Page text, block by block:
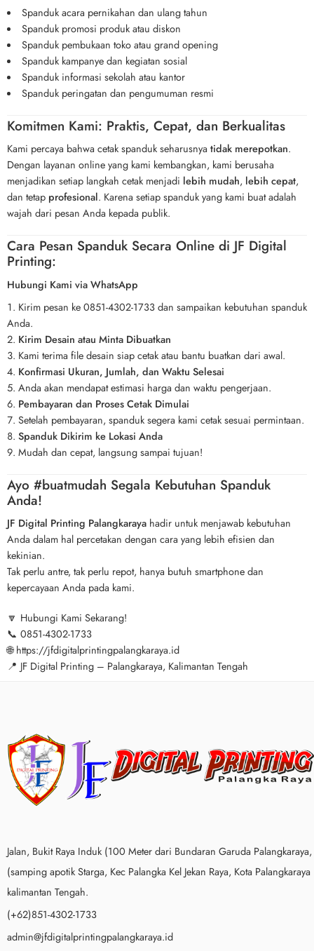
Spanduk acara pernikahan dan ulang tahun
Spanduk promosi produk atau diskon
Spanduk pembukaan toko atau grand opening
Spanduk kampanye dan kegiatan sosial
Spanduk informasi sekolah atau kantor
Spanduk peringatan dan pengumuman resmi
Komitmen Kami: Praktis, Cepat, dan Berkualitas
Kami percaya bahwa cetak spanduk seharusnya tidak merepotkan.
Dengan layanan online yang kami kembangkan, kami berusaha
menjadikan setiap langkah cetak menjadi lebih mudah, lebih cepat,
dan tetap profesional. Karena setiap spanduk yang kami buat adalah
wajah dari pesan Anda kepada publik.
Cara Pesan Spanduk Secara Online di JF Digital
Printing:
Hubungi Kami via WhatsApp
Kirim pesan ke 0851-4302-1733 dan sampaikan kebutuhan spanduk
Anda.
Kirim Desain atau Minta Dibuatkan
Kami terima file desain siap cetak atau bantu buatkan dari awal.
Konfirmasi Ukuran, Jumlah, dan Waktu Selesai
Anda akan mendapat estimasi harga dan waktu pengerjaan.
Pembayaran dan Proses Cetak Dimulai
Setelah pembayaran, spanduk segera kami cetak sesuai permintaan.
Spanduk Dikirim ke Lokasi Anda
Mudah dan cepat, langsung sampai tujuan!
Ayo #buatmudah Segala Kebutuhan Spanduk
Anda!
JF Digital Printing Palangkaraya hadir untuk menjawab kebutuhan
Anda dalam hal percetakan dengan cara yang lebih efisien dan
kekinian.
Tak perlu antre, tak perlu repot, hanya butuh smartphone dan
kepercayaan Anda pada kami.
🔽 Hubungi Kami Sekarang!
📞 0851-4302-1733
🌐 https://jfdigitalprintingpalangkaraya.id
📍 JF Digital Printing – Palangkaraya, Kalimantan Tengah
Jalan, Bukit Raya Induk (100 Meter dari Bundaran Garuda Palangkaraya,
(samping apotik Starga, Kec Palangka Kel Jekan Raya, Kota Palangkaraya
kalimantan Tengah.
(+62)851-4302-1733
admin@jfdigitalprintingpalangkaraya.id